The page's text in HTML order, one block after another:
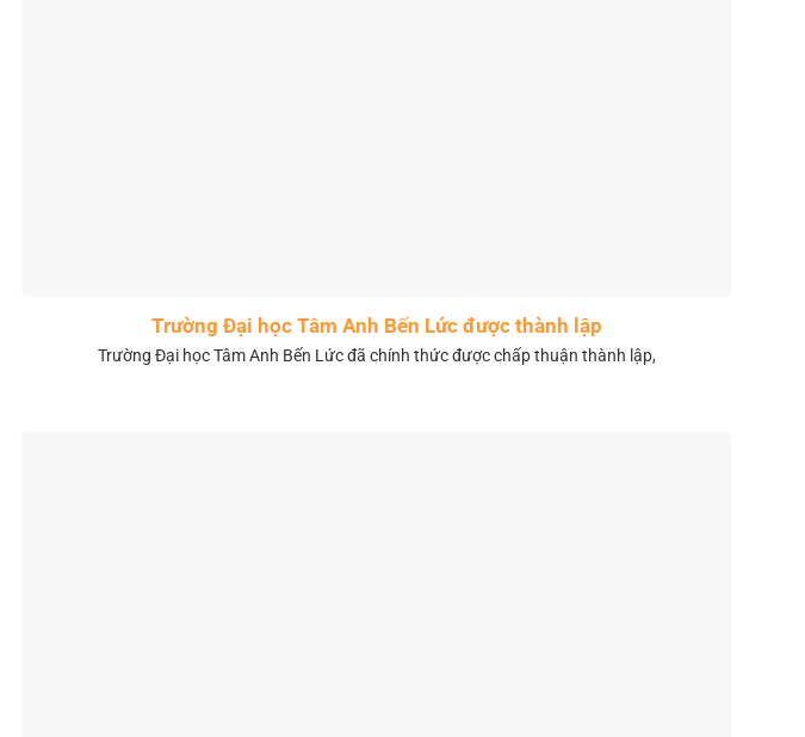
Trường Đại học Tâm Anh Bến Lức được thành lập
Trường Đại học Tâm Anh Bến Lức đã chính thức được chấp thuận thành lập,